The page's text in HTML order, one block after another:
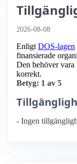
2026-08-08
Enligt DOS-lagen
finansierade
Den behöver vara
korrekt.
Betyg: 1 av 5
- Ingen